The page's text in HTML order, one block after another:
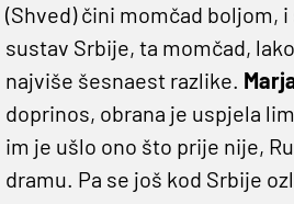
(Shved) čini momčad boljom,
sustav Srbije, ta momčad,
najviše šesnaest razlike.
doprinos, obrana je uspjela
im je ušlo ono što prije nije,
dramu. Pa se još kod Srbije